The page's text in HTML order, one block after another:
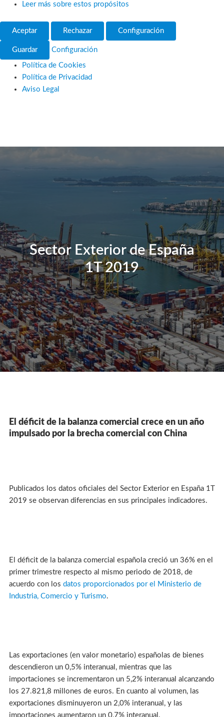
Leer más sobre estos propósitos
Aceptar Rechazar Configuración
Guardar Configuración
Política de Cookies
Política de Privacidad
Aviso Legal
Sector Exterior de España
1T 2019
El déficit de la balanza comercial crece en un año
impulsado por la brecha comercial con China
Publicados los datos oficiales del Sector Exterior en España 1T
2019 se observan diferencias en sus principales indicadores.
El déficit de la balanza comercial española creció un 36% en el
primer trimestre respecto al mismo periodo de 2018, de
acuerdo con los datos proporcionados por el Ministerio de
Industria, Comercio y Turismo.
Las exportaciones (en valor monetario) españolas de bienes
descendieron un 0,5% interanual, mientras que las
importaciones se incrementaron un 5,2% interanual alcanzando
los 27.821,8 millones de euros. En cuanto al volumen, las
exportaciones disminuyeron un 2,0% interanual, y las
importaciones aumentaron un 0,7% interanual.